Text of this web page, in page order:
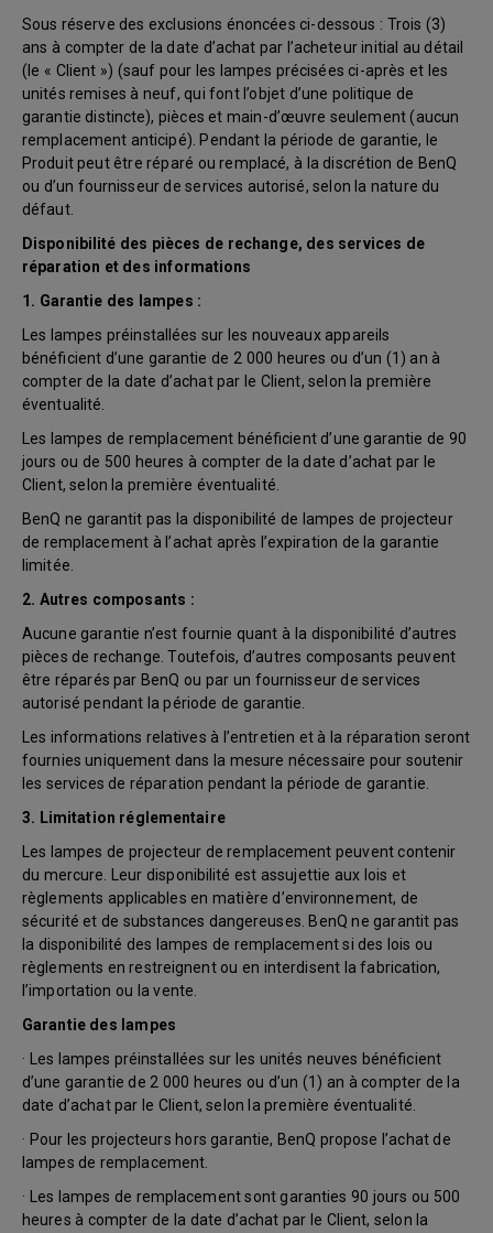
Sous réserve des exclusions énoncées ci-dessous : Trois (3)
ans à compter de la date d’achat par l’acheteur initial au détail
(le « Client ») (sauf pour les lampes précisées ci-après et les
unités remises à neuf, qui font l’objet d’une politique de
garantie distincte), pièces et main-d’œuvre seulement (aucun
remplacement anticipé). Pendant la période de garantie, le
Produit peut être réparé ou remplacé, à la discrétion de BenQ
ou d’un fournisseur de services autorisé, selon la nature du
défaut.
Disponibilité des pièces de rechange, des services de
réparation et des informations
1. Garantie des lampes :
Les lampes préinstallées sur les nouveaux appareils
bénéficient d’une garantie de 2 000 heures ou d’un (1) an à
compter de la date d’achat par le Client, selon la première
éventualité.
Les lampes de remplacement bénéficient d’une garantie de 90
jours ou de 500 heures à compter de la date d’achat par le
Client, selon la première éventualité.
BenQ ne garantit pas la disponibilité de lampes de projecteur
de remplacement à l’achat après l’expiration de la garantie
limitée.
2. Autres composants :
Aucune garantie n’est fournie quant à la disponibilité d’autres
pièces de rechange. Toutefois, d’autres composants peuvent
être réparés par BenQ ou par un fournisseur de services
autorisé pendant la période de garantie.
Les informations relatives à l’entretien et à la réparation seront
fournies uniquement dans la mesure nécessaire pour soutenir
les services de réparation pendant la période de garantie.
3. Limitation réglementaire
Les lampes de projecteur de remplacement peuvent contenir
du mercure. Leur disponibilité est assujettie aux lois et
règlements applicables en matière d’environnement, de
sécurité et de substances dangereuses. BenQ ne garantit pas
la disponibilité des lampes de remplacement si des lois ou
règlements en restreignent ou en interdisent la fabrication,
l’importation ou la vente.
Garantie des lampes
· Les lampes préinstallées sur les unités neuves bénéficient
d’une garantie de 2 000 heures ou d’un (1) an à compter de la
date d’achat par le Client, selon la première éventualité.
· Pour les projecteurs hors garantie, BenQ propose l’achat de
lampes de remplacement.
· Les lampes de remplacement sont garanties 90 jours ou 500
heures à compter de la date d’achat par le Client, selon la